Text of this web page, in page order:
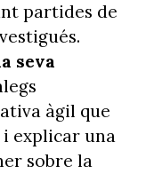
partides de
seva
àgil que
explicar una
sobre la